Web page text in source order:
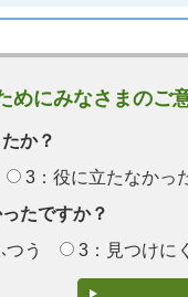
めにみなさまのご
か？
3：役に立たなかっ
たですか？
つう 3：見つけに